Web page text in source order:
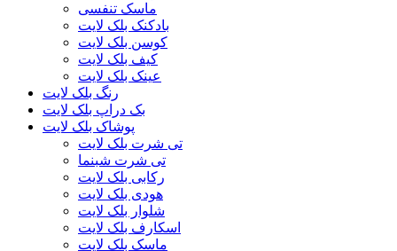
ماسک تنفسی
بادکنک بلک لایت
کوسن بلک لایت
کیف بلک لایت
عینک بلک لایت
رنگ بلک لایت
بک دراپ بلک لایت
پوشاک بلک لایت
تی شرت بلک لایت
تی شرت شبنما
رکابی بلک لایت
هودی بلک لایت
شلوار بلک لایت
اسکارف بلک لایت
ماسک بلک لایت